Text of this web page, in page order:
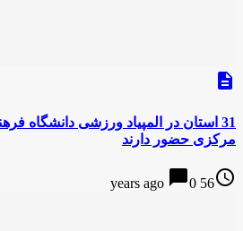
description
31 استان در المپیاد ورزشی دانشگاه
مرکزی حضور دارند
access_time
56 years ago
chat_bubble0